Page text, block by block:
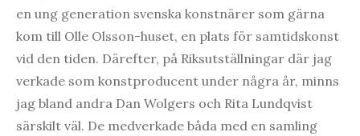
en ung generation svenska konstnärer som gärna
kom till Olle Olsson-huset, en plats för samtidskonst
vid den tiden. Därefter, på Riksutställningar där jag
verkade som konstproducent under några år, minns
jag bland andra Dan Wolgers och Rita Lundqvist
särskilt väl. De medverkade båda med en samling